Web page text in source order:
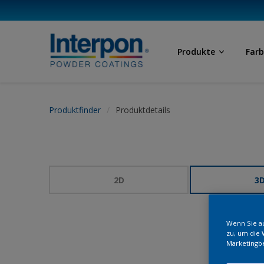
Produkte
Produktfinder Produktdetails
2D 3D
Wenn Sie
zu, um die